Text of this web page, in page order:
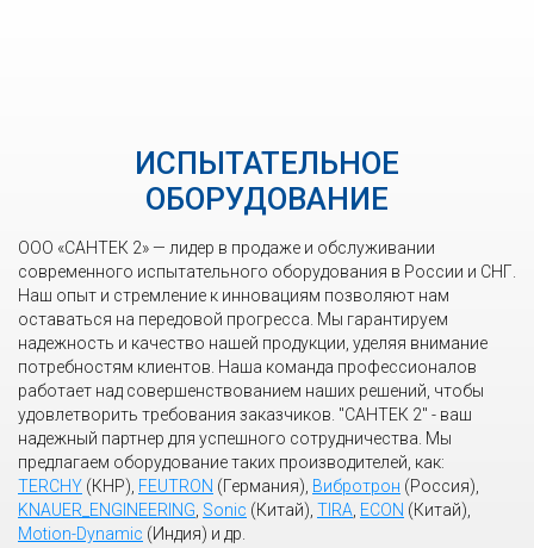
ИСПЫТАТЕЛЬНОЕ
ОБОРУДОВАНИЕ
ООО «САНТЕК 2» — лидер в продаже и обслуживании
современного испытательного оборудования в России и СНГ.
Наш опыт и стремление к инновациям позволяют нам
оставаться на передовой прогресса. Мы гарантируем
надежность и качество нашей продукции, уделяя внимание
потребностям клиентов. Наша команда профессионалов
работает над совершенствованием наших решений, чтобы
удовлетворить требования заказчиков. "САНТЕК 2" - ваш
надежный партнер для успешного сотрудничества. Мы
предлагаем оборудование таких производителей, как:
TERCHY (КНР), FEUTRON (Германия), Вибротрон (Россия),
KNAUER_ENGINEERING Sonic (Китай), TIRA ECON (Китай),
Motion-Dynamic (Индия) и др.